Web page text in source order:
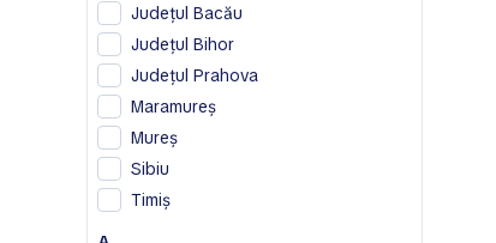
Ferrari
Fiat
G
Geely
H
Județul Bacău
Județul Bihor
Județul Prahova
Maramureș
Mureș
Sibiu
Timiș